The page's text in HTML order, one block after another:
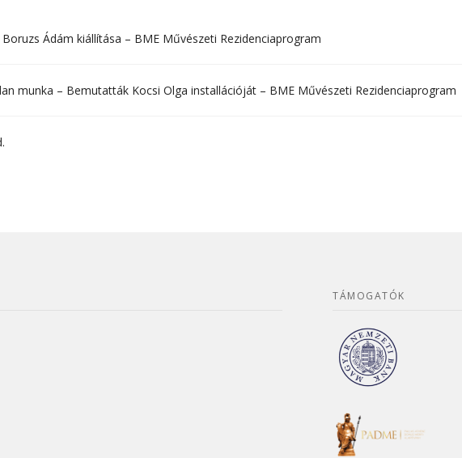
Ádám kiállítása – BME Művészeti Rezidenciaprogram
munka – Bemutatták Kocsi Olga installációját – BME Művészeti Rezidenciaprogram
TÁMOGATÓK